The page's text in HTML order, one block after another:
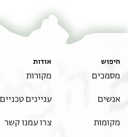
חיפוש
מסמכים
אנשים
מקומות
אודות
מקורות
עניינים טכניים
צרו עמנו קשר